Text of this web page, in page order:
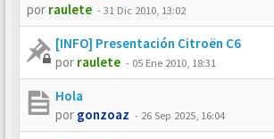
por raulete -31 Dic 2010, 13:02
[INFO] Presentación Citroën C6
por raulete - 05 Ene 2010, 18:31
Hola
por gonzoaz - 26 Sep 2025, 16:04